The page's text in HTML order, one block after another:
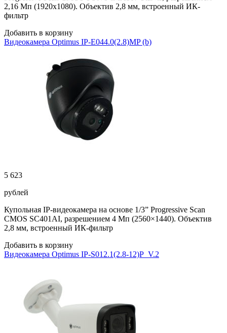
2,16 Мп (1920х1080). Объектив 2,8 мм, встроенный ИК-
фильтр
Добавить в корзину
Видеокамера Optimus IP-E044.0(2.8)MP (b)
5 623
рублей
Купольная IP-видеокамера на основе 1/3” Progressive Scan
CMOS SC401AI, разрешением 4 Мп (2560×1440). Объектив
2,8 мм, встроенный ИК-фильтр
Добавить в корзину
Видеокамера Optimus IP-S012.1(2.8-12)P_V.2